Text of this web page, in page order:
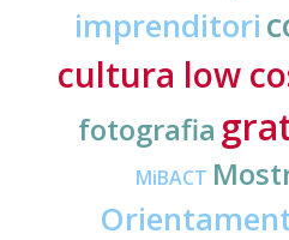
imprenditori
cultura low
fotografia
MiBACT